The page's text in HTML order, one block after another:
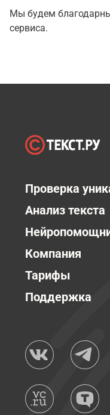
Мы будем
сервиса.
Проверка
Анализ текста
Компания
Тарифы
Поддержка